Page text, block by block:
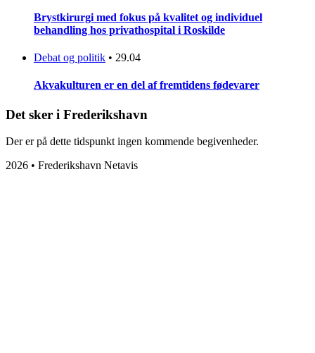
Brystkirurgi med fokus på kvalitet og individuel
behandling hos privathospital i Roskilde
Debat og politik • 29.04
Akvakulturen er en del af fremtidens fødevarer
Det sker i Frederikshavn
Der er på dette tidspunkt ingen kommende begivenheder.
2026 • Frederikshavn Netavis